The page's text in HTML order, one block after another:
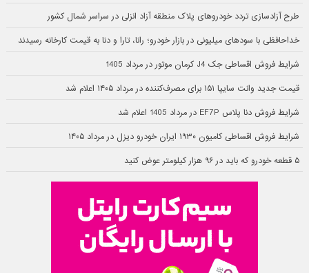
طرح آزادسازی تردد خودروهای پلاک منطقه آزاد انزلی در سراسر شمال کشور
خداحافظی با سودهای میلیونی در بازار خودرو؛ رانا، تارا و دنا به قیمت کارخانه رسیدند
شرایط فروش اقساطی جک J4 کرمان موتور در مرداد 1405
قیمت جدید وانت سایپا ۱۵۱ برای مصرف‌کننده در مرداد ۱۴۰۵ اعلام شد
شرایط فروش دنا پلاس EF7P در مرداد 1405 اعلام شد
شرایط فروش اقساطی کامیون ۱۹۳۰ ایران خودرو دیزل در مرداد ۱۴۰۵
۵ قطعه خودرو که باید در ۹۶ هزار کیلومتر عوض کنید